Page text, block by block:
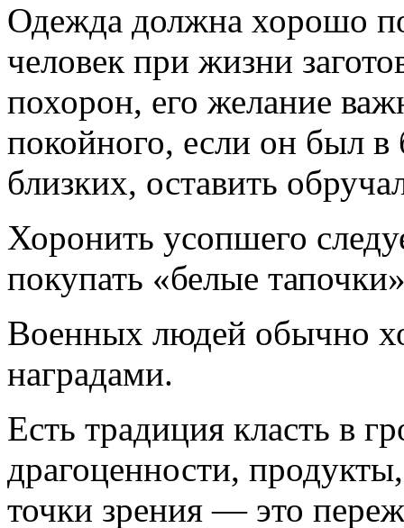
Одежда должна хорошо
человек при жизни
похорон, его желание
покойного, если он был
близких, оставить
Хоронить усопшего
покупать «белые
Военных людей обычно
наградами.
Есть традиция класть в
драгоценности,
точки зрения — это